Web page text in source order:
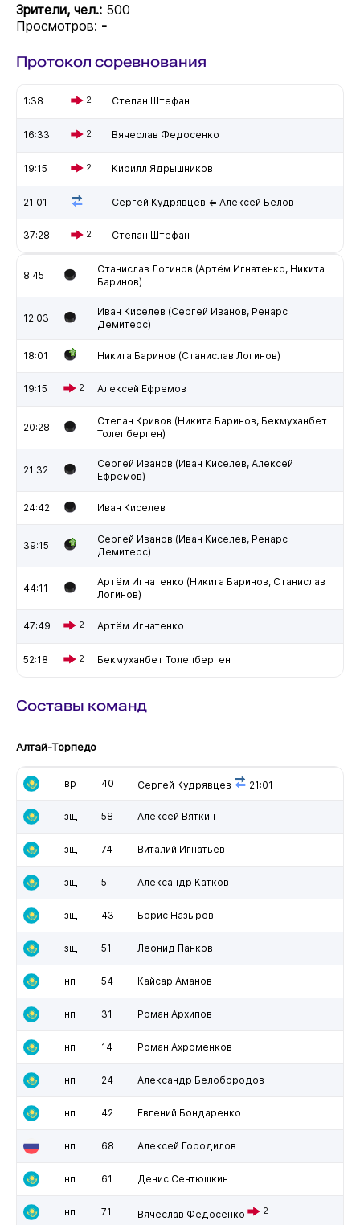
Зрители, чел.: 500
Просмотров: -
Протокол соревнования
1:38 2 Степан Штефан
16:33 2 Вячеслав Федосенко
19:15 2 Кирилл Ядрышников
21:01 Сергей Кудрявцев ⇐ Алексей Белов
37:28 2 Степан Штефан
8:45
Станислав Логинов (Артём Игнатенко, Никита
Баринов)
12:03
Иван Киселев (Сергей Иванов, Ренарс
Демитерс)
18:01 Никита Баринов (Станислав Логинов)
19:15 2 Алексей Ефремов
20:28
Степан Кривов (Никита Баринов, Бекмуханбет
Толепберген)
21:32
Сергей Иванов (Иван Киселев, Алексей
Ефремов)
24:42 Иван Киселев
39:15
Сергей Иванов (Иван Киселев, Ренарс
Демитерс)
44:11
Артём Игнатенко (Никита Баринов, Станислав
Логинов)
47:49 2 Артём Игнатенко
52:18 2 Бекмуханбет Толепберген
Составы команд
Алтай-Торпедо
вр 40 Сергей Кудрявцев 21:01
зщ 58 Алексей Вяткин
зщ 74 Виталий Игнатьев
зщ 5 Александр Катков
зщ 43 Борис Назыров
зщ 51 Леонид Панков
нп 54 Кайсар Аманов
нп 31 Роман Архипов
нп 14 Роман Ахроменков
нп 24 Александр Белобородов
нп 42 Евгений Бондаренко
нп 68 Алексей Городилов
нп 61 Денис Сентюшкин
нп 71 Вячеслав Федосенко 2